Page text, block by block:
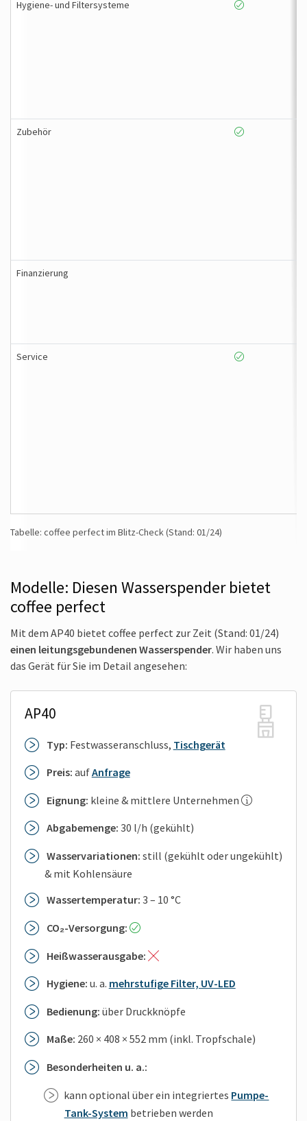
Tabelle: coffee perfect im Blitz-Check (Stand: 01/24)
Hygiene- und Filtersysteme
Zubehör
Finanzierung
Service
Modelle: Diesen Wasserspender bietet
coffee perfect
Mit dem AP40 bietet coffee perfect zur Zeit (Stand: 01/24)
einen leitungsgebundenen Wasserspender. Wir haben uns
das Gerät für Sie im Detail angesehen:
AP40
Typ: Festwasseranschluss, Tischgerät
Preis: aufAnfrage
Eignung: kleine & mittlere Unternehmen
Abgabemenge: 30 l/h (gekühlt)
Wasservariationen: still (gekühlt oder ungekühlt)
& mit Kohlensäure
Wassertemperatur: 3 – 10 °C
CO₂-Versorgung:
Heißwasserausgabe:
Hygiene: u. a. mehrstufige Filter, UV-LED
Bedienung: über Druckknöpfe
Maße: 260 × 408 × 552 mm (inkl. Tropfschale)
Besonderheiten u. a.:
kann optional über ein integriertes Pumpe-
Tank-System betrieben werden